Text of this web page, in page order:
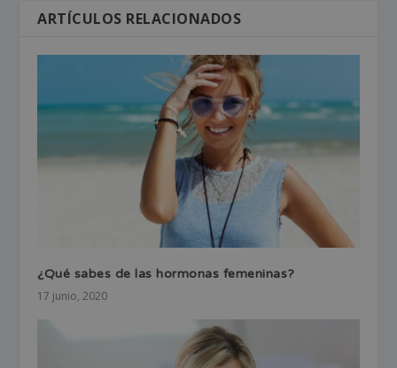
ARTÍCULOS RELACIONADOS
¿Qué sabes de las hormonas femeninas?
17 junio, 2020